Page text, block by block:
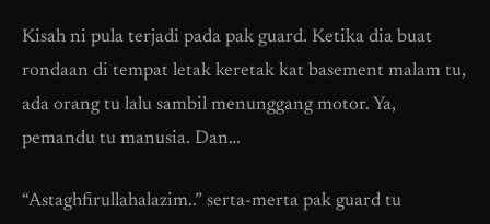
Kisah ni pula terjadi pada pak guard. Ketika dia buat
rondaan di tempat letak keretak kat basement malam tu,
ada orang tu lalu sambil menunggang motor. Ya,
pemandu tu manusia. Dan…
“Astaghfirullahalazim..” serta-merta pak guard tu